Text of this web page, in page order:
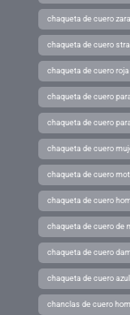
chaqueta de cuero zara
chaqueta de cuero
chaqueta de cuero roja
chaqueta de cuero
chaqueta de cuero
chaqueta de cuero
chaqueta de cuero
chaqueta de cuero
chaqueta de cuero de
chaqueta de cuero
chaqueta de cuero
chanclas de cuero